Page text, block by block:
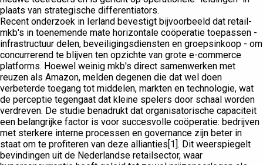
plaats van strategische differentiators.
Recent onderzoek in Ierland bevestigt bijvoorbeeld dat retail-
mkb's in toenemende mate horizontale coöperatie toepassen -
infrastructuur delen, beveiligingsdiensten en groepsinkoop - om
concurrerend te blijven ten opzichte van grote e-commerce
platforms. Hoewel weinig mkb's direct samenwerken met
reuzen als Amazon, melden degenen die dat wel doen
verbeterde toegang tot middelen, markten en technologie, wat
de perceptie tegengaat dat kleine spelers door schaal worden
verdreven. De studie benadrukt dat organisatorische capaciteit
een belangrijke factor is voor succesvolle coöperatie: bedrijven
met sterkere interne processen en governance zijn beter in
staat om te profiteren van deze allianties[1]. Dit weerspiegelt
bevindingen uit de Nederlandse retailsector, waar